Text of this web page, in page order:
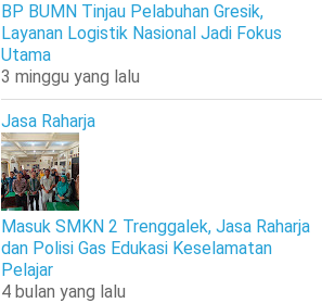
BP BUMN Tinjau Pelabuhan Gresik,
Layanan Logistik Nasional Jadi Fokus
Utama
3 minggu yang lalu
Jasa Raharja
Masuk SMKN 2 Trenggalek, Jasa Raharja
dan Polisi Gas Edukasi Keselamatan
Pelajar
4 bulan yang lalu